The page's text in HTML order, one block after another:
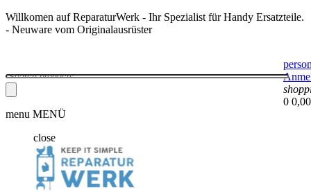
Willkomen auf ReparaturWerk - Ihr Spezialist für Handy Ersatzteile.
- Neuware vom Originalausrüster
0
menu MENÜ
close